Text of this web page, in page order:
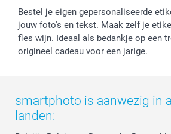
Cookiebeleid
Reviews
Prijslijst
smartfriends
service@smartphoto.nl
Affiliate partnerprogramma
Vaderdag
Huwelijk
Bestel je eigen gepersonaliseerde
jouw foto's en tekst. Maak zelf je
fles wijn. Ideaal als bedankje op een
origineel cadeau voor een jarige.
smartphoto is aanwezig in
landen: